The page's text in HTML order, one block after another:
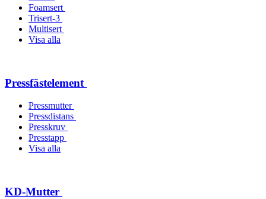
Foamsert
Trisert-3
Multisert
Visa alla
Pressfästelement
Pressmutter
Pressdistans
Presskruv
Presstapp
Visa alla
KD-Mutter